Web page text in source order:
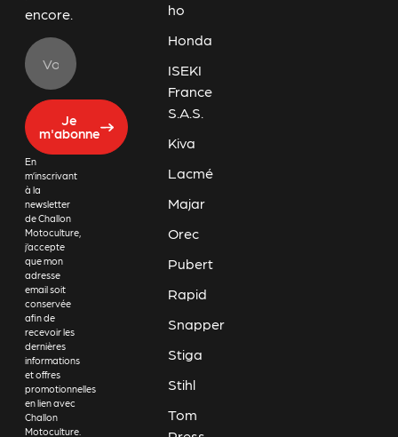
encore.
Je
m'abonne
En
m’inscrivant
à la
newsletter
de Challon
Motoculture,
j’accepte
que mon
adresse
email soit
conservée
afin de
recevoir les
dernières
informations
et offres
promotionnelles
en lien avec
Challon
Motoculture.
ho
Honda
ISEKI
France
S.A.S.
Kiva
Lacmé
Majar
Orec
Pubert
Rapid
Snapper
Stiga
Stihl
Tom